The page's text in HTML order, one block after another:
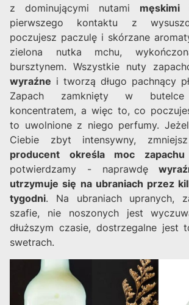
z dominującymi nutami męskimi
pierwszego kontaktu z
poczujesz paczulę i skórzane
zielona nutka mchu,
bursztynem. Wszystkie nuty
wyraźne i tworzą długo pachnący
Zapach zamknięty w
koncentratem, a więc to, co
to uwolnione z niego perfumy.
Ciebie zbyt intensywny,
producent określa moc
potwierdzamy - naprawdę
utrzymuje się na ubraniach przez
tygodni. Na ubraniach upranych,
szafie, nie noszonych jest
dłuższym czasie, dostrzegalne jest
swetrach.